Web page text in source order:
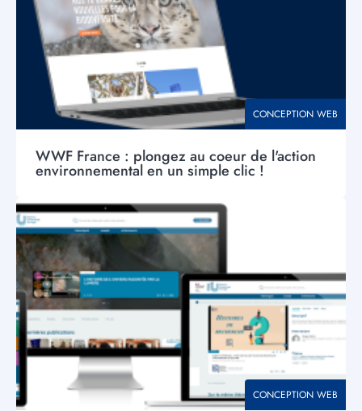
THÉMATIQUE
CONCEPTION WEB
WWF France : plongez au coeur de l'action
environnemental en un simple clic !
Visuel
principal
THÉMATIQUE
CONCEPTION WEB